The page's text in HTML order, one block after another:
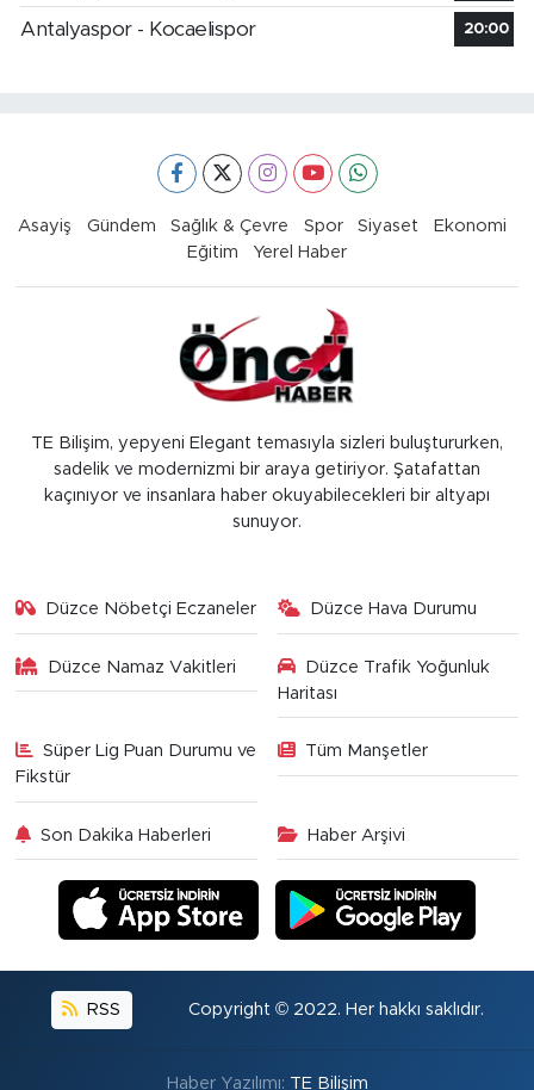
Antalyaspor - Kocaelispor 20:00
Asayiş Gündem Sağlık & Çevre Spor Siyaset
Ekonomi
Eğitim
Yerel Haber
TE Bilişim, yepyeni Elegant temasıyla sizleri buluştururken,
sadelik ve modernizmi bir araya getiriyor. Şatafattan
kaçınıyor ve insanlara haber okuyabilecekleri bir altyapı
sunuyor.
Düzce Nöbetçi Eczaneler Düzce Hava Durumu
Düzce Namaz Vakitleri
Düzce Trafik Yoğunluk
Haritası
Süper Lig Puan Durumu ve
Fikstür
Tüm Manşetler
Son Dakika Haberleri Haber Arşivi
RSS Copyright © 2022. Her hakkı saklıdır.
Haber Yazılımı: TE Bilişim